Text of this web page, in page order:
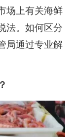
场上有关海鲜
法。如何区分
局通过专业解